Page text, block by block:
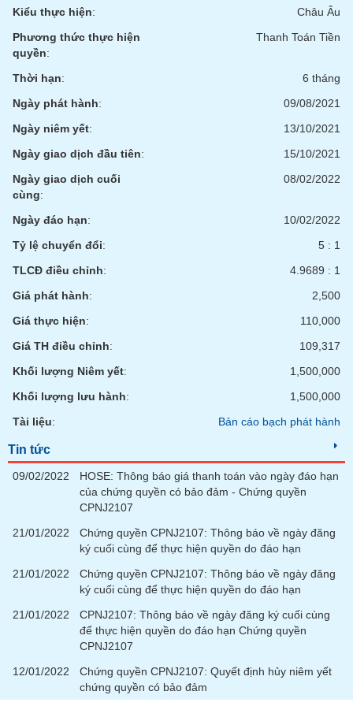
thái
cổ
phiếu
Quy
mô
trường
Niêm
yết
Niêm
yết
yết
bổ
niêm
yết
Theo
đặc
biệt
quỹ
mục
tiết
Kiểu thực hiện:
Châu Âu
Phương thức thực hiện
quyền:
Thanh Toán Tiền
Thời hạn:
6 tháng
Ngày phát hành:
09/08/2021
Ngày niêm yết:
13/10/2021
Ngày giao dịch đầu tiên:
15/10/2021
Ngày giao dịch cuối
cùng:
08/02/2022
Ngày đáo hạn:
10/02/2022
Tỷ lệ chuyển đổi:
5 : 1
TLCĐ điều chỉnh:
4.9689 : 1
Giá phát hành:
2,500
Giá thực hiện:
110,000
Giá TH điều chỉnh:
109,317
Khối lượng Niêm yết:
1,500,000
Khối lượng lưu hành:
1,500,000
Tài liệu: Bản cáo bạch phát hành
Tin tức
09/02/2022
HOSE: Thông báo giá thanh toán vào ngày đáo hạn
của chứng quyền có bảo đảm - Chứng quyền
CPNJ2107
21/01/2022
Chứng quyền CPNJ2107: Thông báo về ngày đăng
ký cuối cùng để thực hiện quyền do đáo hạn
21/01/2022
Chứng quyền CPNJ2107: Thông báo về ngày đăng
ký cuối cùng để thực hiện quyền do đáo hạn
21/01/2022
CPNJ2107: Thông báo về ngày đăng ký cuối cùng
để thực hiện quyền do đáo hạn Chứng quyền
CPNJ2107
12/01/2022
Chứng quyền CPNJ2107: Quyết định hủy niêm yết
chứng quyền có bảo đảm
NGÀNH
DOANH
NGHIỆP
CỔ
PHÁI
PHIẾU
CÔNG
CỤ
ĐẦU
TƯ
XUẤT
TIN
Ngành